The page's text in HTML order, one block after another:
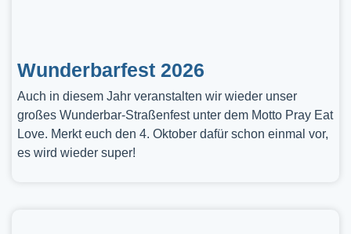
Wunderbarfest 2026
Auch in diesem Jahr veranstalten wir wieder unser
großes Wunderbar-Straßenfest unter dem Motto Pray Eat
Love. Merkt euch den 4. Oktober dafür schon einmal vor,
es wird wieder super!